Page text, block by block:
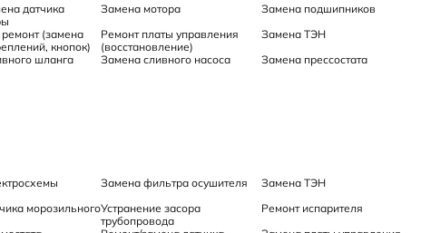
датчика
Замена мотора Замена подшипников
(замена
кнопок)
Ремонт платы управления
(восстановление)
Замена ТЭН
шланга Замена сливного насоса Замена прессостата
Замена фильтра осушителя Замена ТЭН
морозильногоУстранение засора
трубопровода
Ремонт испарителя